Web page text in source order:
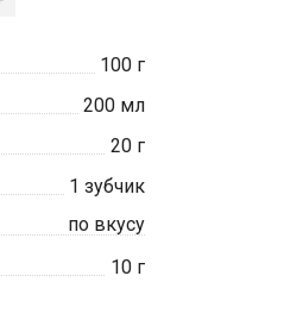
100г
200мл
20г
1 зубчик
по вкусу
10г